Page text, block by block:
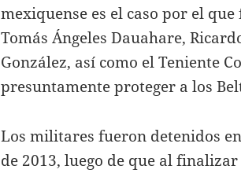
mexiquense es el caso por el
Tomás Ángeles Dauahare,
González, así como el Teniente
presuntamente proteger a los
Los militares fueron detenidos
de 2013, luego de que al finalizar